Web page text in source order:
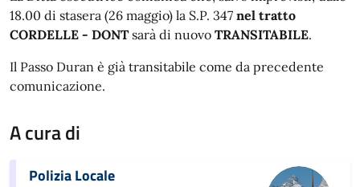
18.00 di stasera (26 maggio) la S.P. 347 nel tratto
CORDELLE - DONT sarà di nuovo TRANSITABILE.
Il Passo Duran è già transitabile come da precedente
comunicazione.
A cura di
Polizia Locale